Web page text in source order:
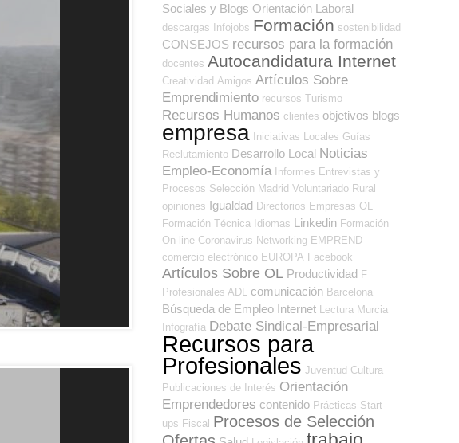
Sociales y Blogs Orientación Laboral
descargas Infojobs Formación sostenibilidad
CONSEJOS recursos para la formación
docentes Autocandidatura Internet
Creatividad Amigos Artículos Sobre
Emprendimiento recursos Turismo
Recursos Humanos clientes objetivos blogs
empresa Iniciativas Locales Guías
Reclutamiento Desarrollo Local Noticias
Empleo-Economía Informes Entrevistas y
Procesos Selección Madrid Voluntariado Rural
opiniones Igualdad Directorios Empresas OL
Formación Técnica
Idiomas Linkedin Formación
On-line Coronavirus Networking EMPREND
comercio electrónico EUROPA Facebook
Artículos Sobre OL Productividad F
Profesionales ADL
comunicación Barcelona
Búsqueda de Empleo Internet Lectura Murcia
Infografía Debate Sindical-Empresarial
Recursos para
Profesionales Juventud Cultura
Publicaciones de Interés Orientación
Emprendedores contenido Prácticas Start-
ups Fiscal Procesos de Selección